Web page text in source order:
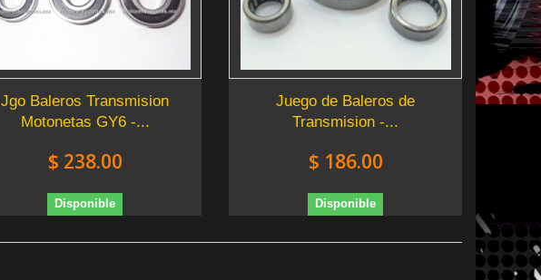
Jgo Baleros Transmision
Motonetas GY6 -...
$ 238.00
Disponible
Juego de Baleros de
Transmision -...
$ 186.00
Disponible